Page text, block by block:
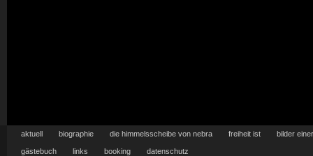
aktuell biographie die himmelsscheibe von nebra freiheit ist bilder
gästebuch links booking datenschutz